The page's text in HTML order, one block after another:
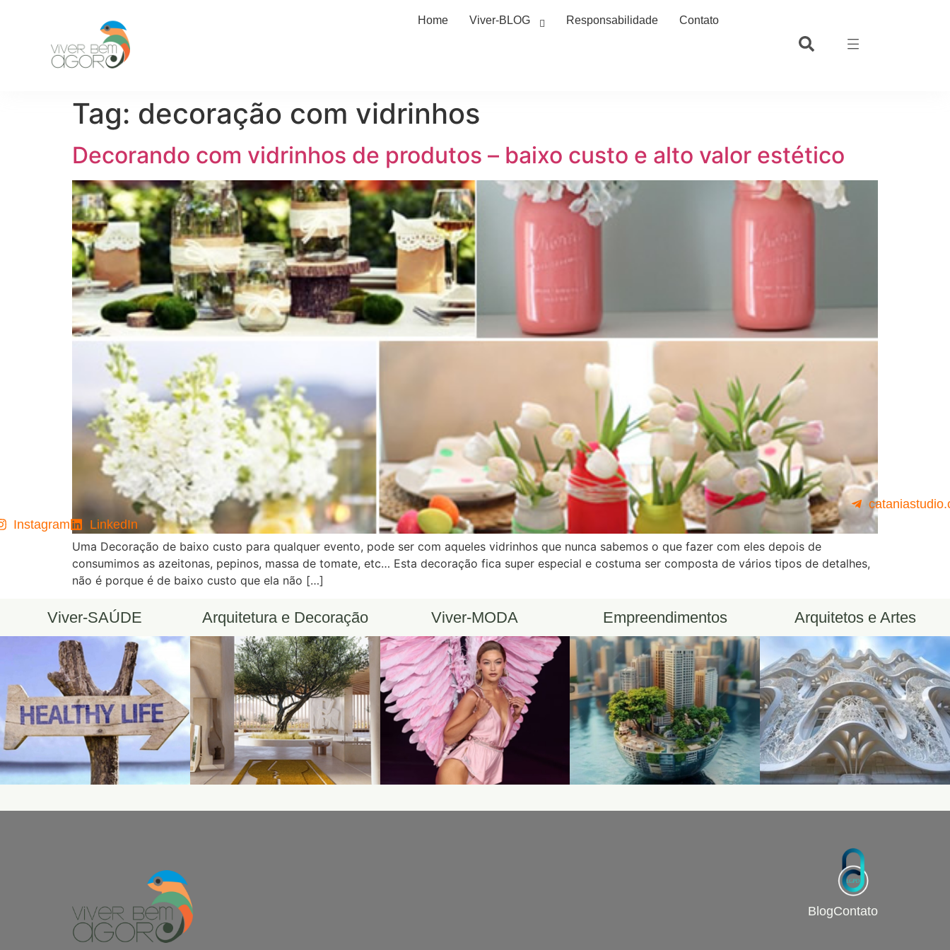
Home Viver-BLOG Responsabilidade Contato
Tag: decoração com vidrinhos
Decorando com vidrinhos de produtos – baixo custo e alto valor estético
Uma Decoração de baixo custo para qualquer evento, pode ser com aqueles vidrinhos que nunca sabemos o que fazer com eles depois de
consumimos as azeitonas, pepinos, massa de tomate, etc… Esta decoração fica super especial e costuma ser composta de vários tipos de detalhes,
não é porque é de baixo custo que ela não […]
Viver-SAÚDE Arquitetura e Decoração Viver-MODA Empreendimentos Arquitetos e Artes
BlogContato
Instagram LinkedIn